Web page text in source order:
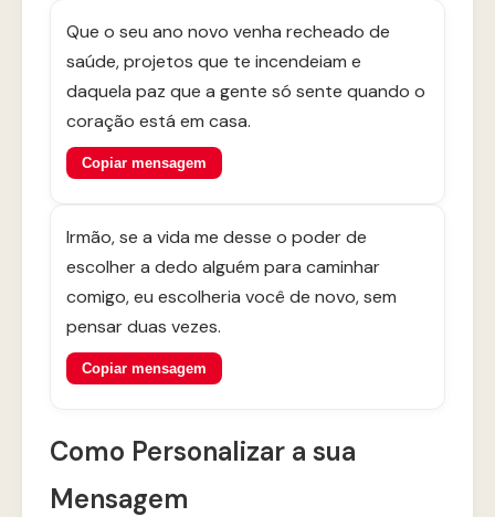
Que o seu ano novo venha recheado de
saúde, projetos que te incendeiam e
daquela paz que a gente só sente quando o
coração está em casa.
Copiar mensagem
Irmão, se a vida me desse o poder de
escolher a dedo alguém para caminhar
comigo, eu escolheria você de novo, sem
pensar duas vezes.
Copiar mensagem
Como Personalizar a sua
Mensagem